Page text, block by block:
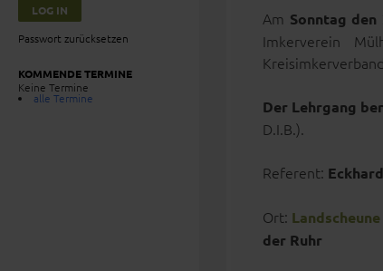
Am Sonntag den
Imkerverein
Der Lehrgang
D.I.B.).
Referent:
Ort: Landscheune
der Ruhr
Passwort zurücksetzen
KOMMENDE TERMINE
Keine Termine
alle Termine